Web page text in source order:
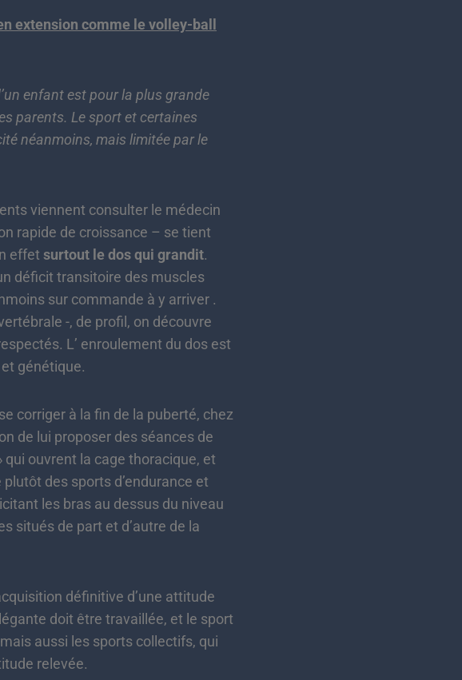
extension comme le volley-ball
enfant est pour la plus grande
parents. Le sport et certaines
néanmoins, mais limitée par le
viennent consulter le médecin
rapide de croissance – se tient
effet surtout le dos qui grandit.
déficit transitoire des muscles
sur commande à y arriver .
-, de profil, on découvre
L’ enroulement du dos est
génétique.
corriger à la fin de la puberté, chez
de lui proposer des séances de
ouvrent la cage thoracique, et
des sports d’endurance et
les bras au dessus du niveau
situés de part et d’autre de la
définitive d’une attitude
doit être travaillée, et le sport
aussi les sports collectifs, qui
relevée.